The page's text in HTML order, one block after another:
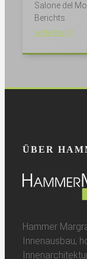
Salone del
Berichts.
Weiterlesen
ÜBER
Hammer
Innenausbau,